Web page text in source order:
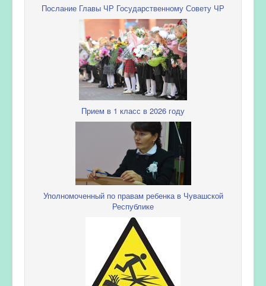
Послание Главы ЧР Государственному Совету ЧР
Прием в 1 класс в 2026 году
Уполномоченный по правам ребенка в Чувашской
Республике